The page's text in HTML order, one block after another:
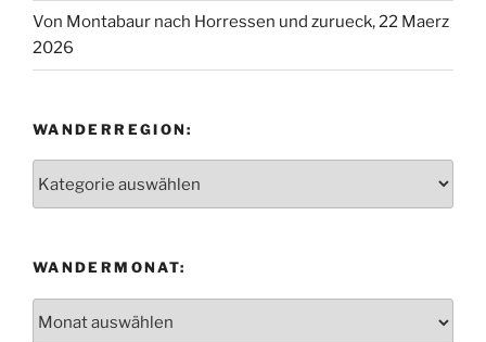
Von Montabaur nach Horressen und zurueck, 22 Maerz
2026
WANDERREGION:
WANDERMONAT: